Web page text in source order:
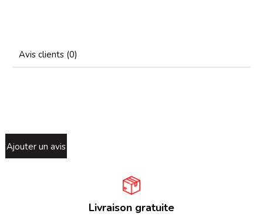
Avis clients (0)
Ajouter un avis
Livraison gratuite